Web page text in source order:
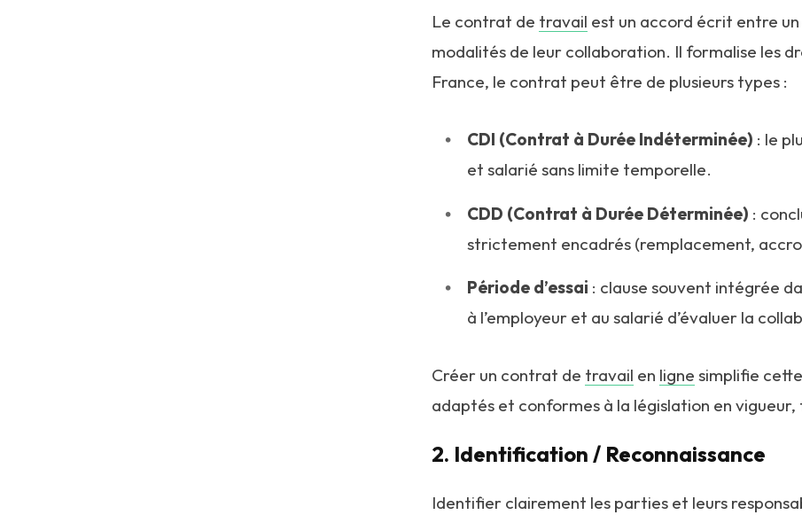
Le contrat de travail est un accord écrit entre
modalités de leur collaboration. Il formalise les
France, le contrat peut être de plusieurs types :
CDI (Contrat à Durée Indéterminée) : le
et salarié sans limite temporelle.
CDD (Contrat à Durée Déterminée) :
strictement encadrés (remplacement,
Période d’essai : clause souvent intégrée
à l’employeur et au salarié d’évaluer la
Créer un contrat de travail en ligne simplifie
adaptés et conformes à la législation en vigueur,
2. Identification / Reconnaissance
Identifier clairement les parties et leurs